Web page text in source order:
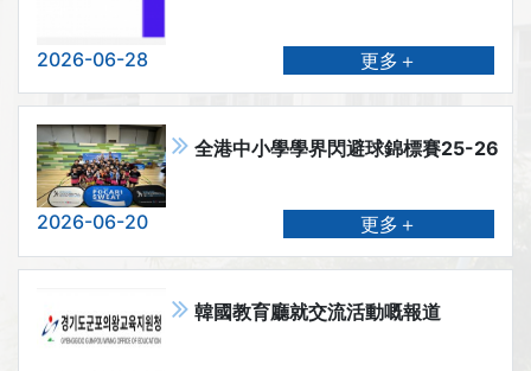
2026-06-28 更多＋
全港中小學學界閃避球錦標賽25-26
2026-06-20 更多＋
韓國教育廳就交流活動嘅報道